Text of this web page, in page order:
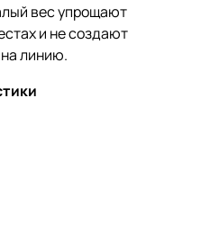
вес упрощают
и не создают
линию.